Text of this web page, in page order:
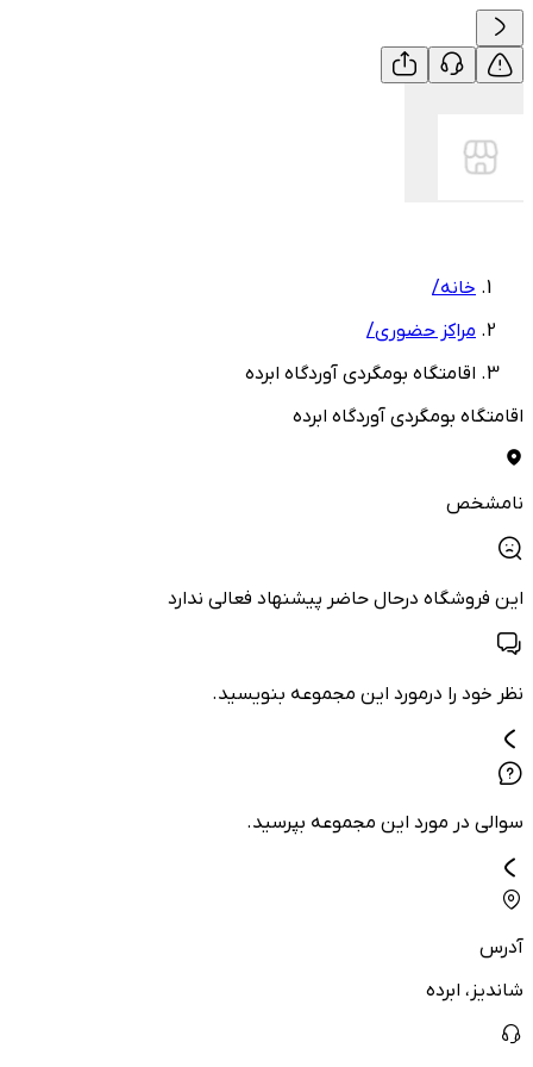
خانه/
مراکز حضوری/
اقامتگاه بومگردی آوردگاه ابرده
اقامتگاه بومگردی آوردگاه ابرده
نامشخص
این فروشگاه درحال حاضر پیشنهاد فعالی ندارد
نظر خود را درمورد این مجموعه بنویسید.
سوالی در مورد این مجموعه بپرسید.
آدرس
شاندیز، ابرده